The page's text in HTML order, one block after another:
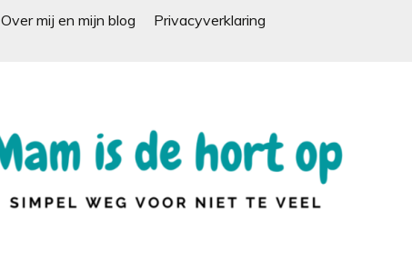
Over mij en mijn blog
Privacyverklaring